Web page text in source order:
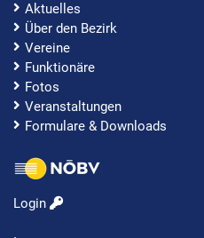
Aktuelles
Über den Bezirk
Vereine
Funktionäre
Fotos
Veranstaltungen
Formulare & Downloads
Login